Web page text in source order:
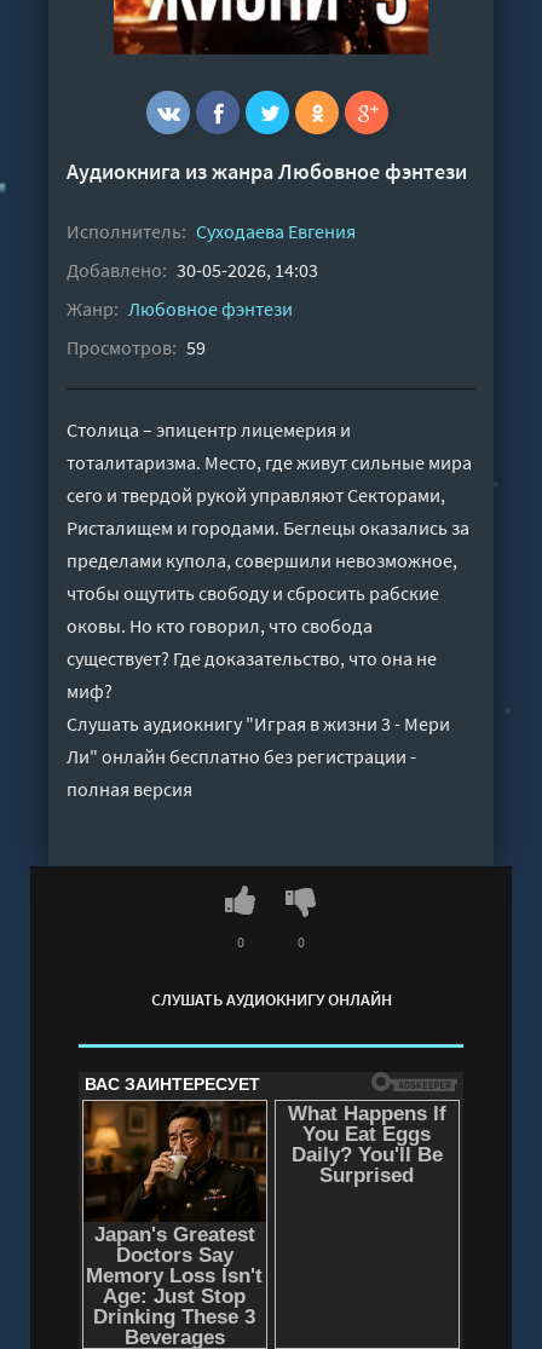
Аудиокнига из жанраЛюбовное фэнтези
Исполнитель: Суходаева Евгения
Добавлено: 30-05-2026, 14:03
Жанр: Любовное фэнтези
Просмотров: 59
Столица – эпицентр лицемерия и
тоталитаризма. Место, где живут сильные мира
сего и твердой рукой управляют Секторами,
Ристалищем и городами. Беглецы оказались за
пределами купола, совершили невозможное,
чтобы ощутить свободу и сбросить рабские
оковы. Но кто говорил, что свобода
существует? Где доказательство, что она не
миф?
Слушать аудиокнигу "Играя в жизни 3 - Мери
Ли" онлайн бесплатно без регистрации -
полная версия
СЛУШАТЬ АУДИОКНИГУ ОНЛАЙН
0 0